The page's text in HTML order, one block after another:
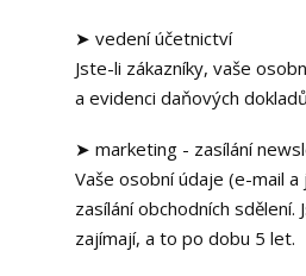
➤ vedení účetnictví
Jste-li zákazníky, vaše
a evidenci daňových
➤ marketing - zasílání
Vaše osobní údaje (e-mail
zasílání obchodních
zajímají, a to po dobu 5 let.